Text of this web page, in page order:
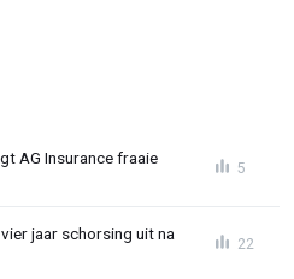
AG Insurance fraaie
5
jaar schorsing uit na
22